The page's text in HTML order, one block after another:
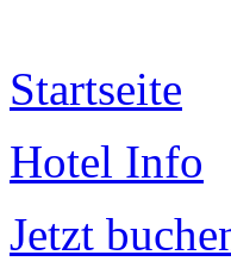
Startseite
Hotel Info
Jetzt